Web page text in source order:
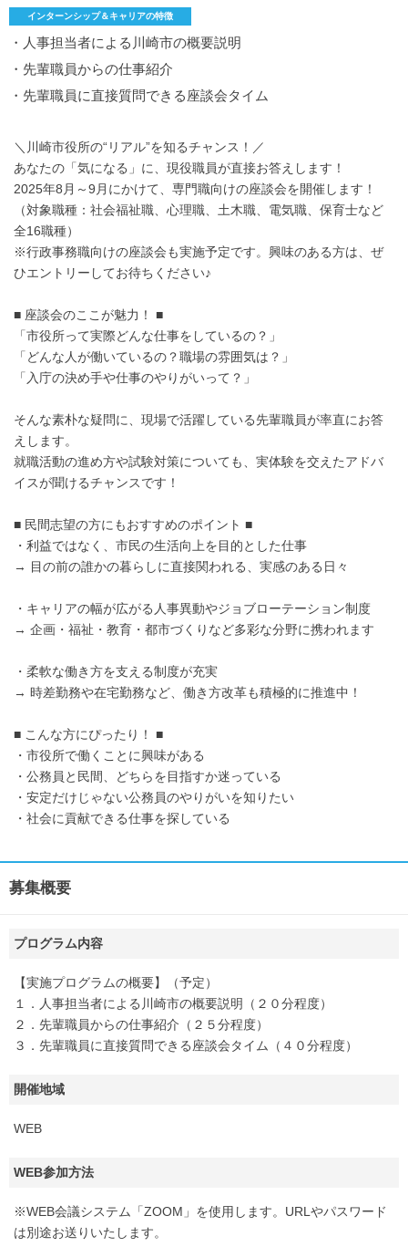
インターンシップ＆キャリアの特徴
・人事担当者による川崎市の概要説明
・先輩職員からの仕事紹介
・先輩職員に直接質問できる座談会タイム
＼川崎市役所の“リアル”を知るチャンス！／
あなたの「気になる」に、現役職員が直接お答えします！
2025年8月～9月にかけて、専門職向けの座談会を開催します！
（対象職種：社会福祉職、心理職、土木職、電気職、保育士など
全16職種）
※行政事務職向けの座談会も実施予定です。興味のある方は、ぜ
ひエントリーしてお待ちください♪
■ 座談会のここが魅力！ ■
「市役所って実際どんな仕事をしているの？」
「どんな人が働いているの？職場の雰囲気は？」
「入庁の決め手や仕事のやりがいって？」
そんな素朴な疑問に、現場で活躍している先輩職員が率直にお答
えします。
就職活動の進め方や試験対策についても、実体験を交えたアドバ
イスが聞けるチャンスです！
■ 民間志望の方にもおすすめのポイント ■
・利益ではなく、市民の生活向上を目的とした仕事
→ 目の前の誰かの暮らしに直接関われる、実感のある日々
・キャリアの幅が広がる人事異動やジョブローテーション制度
→ 企画・福祉・教育・都市づくりなど多彩な分野に携われます
・柔軟な働き方を支える制度が充実
→ 時差勤務や在宅勤務など、働き方改革も積極的に推進中！
■ こんな方にぴったり！ ■
・市役所で働くことに興味がある
・公務員と民間、どちらを目指すか迷っている
・安定だけじゃない公務員のやりがいを知りたい
・社会に貢献できる仕事を探している
募集概要
プログラム内容
【実施プログラムの概要】（予定）
１．人事担当者による川崎市の概要説明（２０分程度）
２．先輩職員からの仕事紹介（２５分程度）
３．先輩職員に直接質問できる座談会タイム（４０分程度）
開催地域
WEB
WEB参加方法
※WEB会議システム「ZOOM」を使用します。URLやパスワード
は別途お送りいたします。